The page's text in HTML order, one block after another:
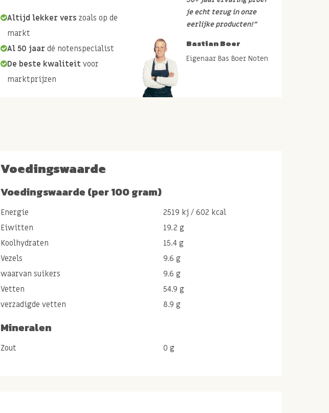
Altijd lekker vers zoals op de
markt
Al 50 jaar dé notenspecialist
De beste kwaliteit voor
marktprijzen
je echt terug in onze
eerlijke producten!”
Bastian Boer
Eigenaar Bas Boer Noten
Voedingswaarde
Voedingswaarde (per 100 gram)
Energie
2519 kj / 602 kcal
Eiwitten
19.2 g
Koolhydraten
15.4 g
Vezels
9.6 g
waarvan suikers
9.6 g
Vetten
54.9 g
verzadigde vetten
8.9 g
Mineralen
Zout 0 g